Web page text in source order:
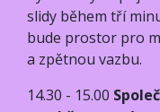
slidy během tří
bude prostor pro
a zpětnou vazbu.
14.30 - 15.00